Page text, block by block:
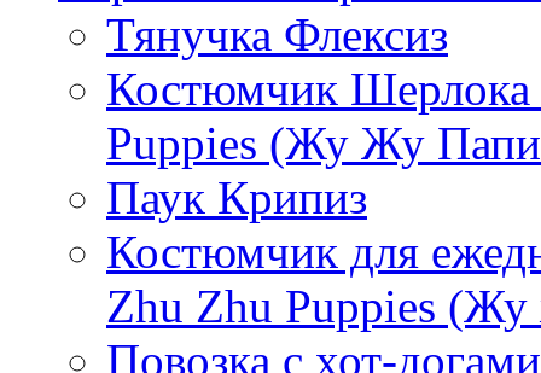
Тянучка Флексиз
Костюмчик Шерлока
Puppies (Жу Жу
Паук Крипиз
Костюмчик для
Zhu Zhu Puppies
Повозка с хот-